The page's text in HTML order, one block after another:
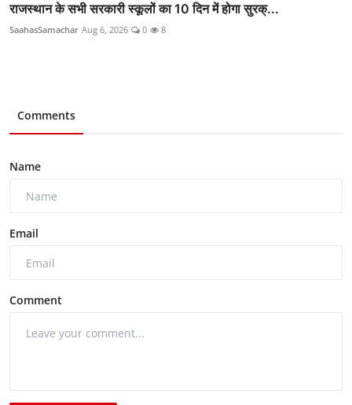
राजस्थान के सभी सरकारी स्कूलों का 10 दिन में होगा सुरक्...
SaahasSamachar Aug 6, 2026 0 8
Comments
Name
Email
Comment